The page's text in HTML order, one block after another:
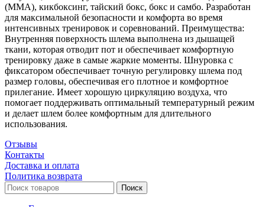
(MMA), кикбоксинг, тайский бокс, бокс и самбо. Разработан
для максимальной безопасности и комфорта во время
интенсивных тренировок и соревнований. Преимущества:
Внутренняя поверхность шлема выполнена из дышащей
ткани, которая отводит пот и обеспечивает комфортную
тренировку даже в самые жаркие моменты. Шнуровка с
фиксатором обеспечивает точную регулировку шлема под
размер головы, обеспечивая его плотное и комфортное
прилегание. Имеет хорошую циркуляцию воздуха, что
помогает поддерживать оптимальный температурный режим
и делает шлем более комфортным для длительного
использования.
Отзывы
Контакты
Доставка и оплата
Политика возврата
Поиск